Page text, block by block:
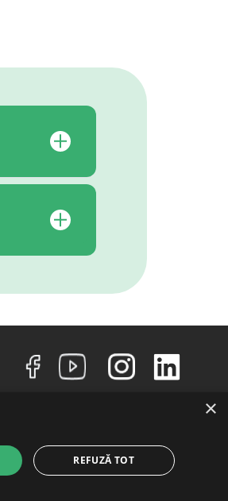
×
REFUZĂ TOT